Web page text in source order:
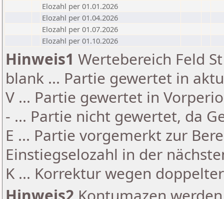
Elozahl per 01.01.2026
Elozahl per 01.04.2026
Elozahl per 01.07.2026
Elozahl per 01.10.2026
Hinweis1 Wertebereich Feld
blank ... Partie gewertet in
V ... Partie gewertet in
- ... Partie nicht gewertet, da
E ... Partie vorgemerkt zur
Einstiegselozahl in der
K ... Korrektur wegen